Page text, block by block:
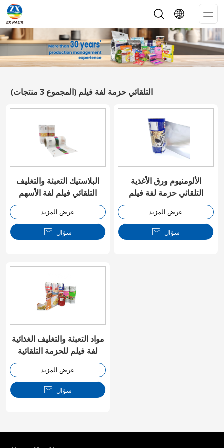
التلقائي حزمة لفة فيلم (المجموع 3 منتجات)
البلاستيك التعبئة والتغليف
التلقائي فيلم لفة الأسهم
عرض المزيد
 سؤال
الألومنيوم ورق الأغذية
التلقائي حزمة لفة فيلم
عرض المزيد
 سؤال
مواد التعبئة والتغليف الغذائية
لفة فيلم للحزمة التلقائية
عرض المزيد
 سؤال